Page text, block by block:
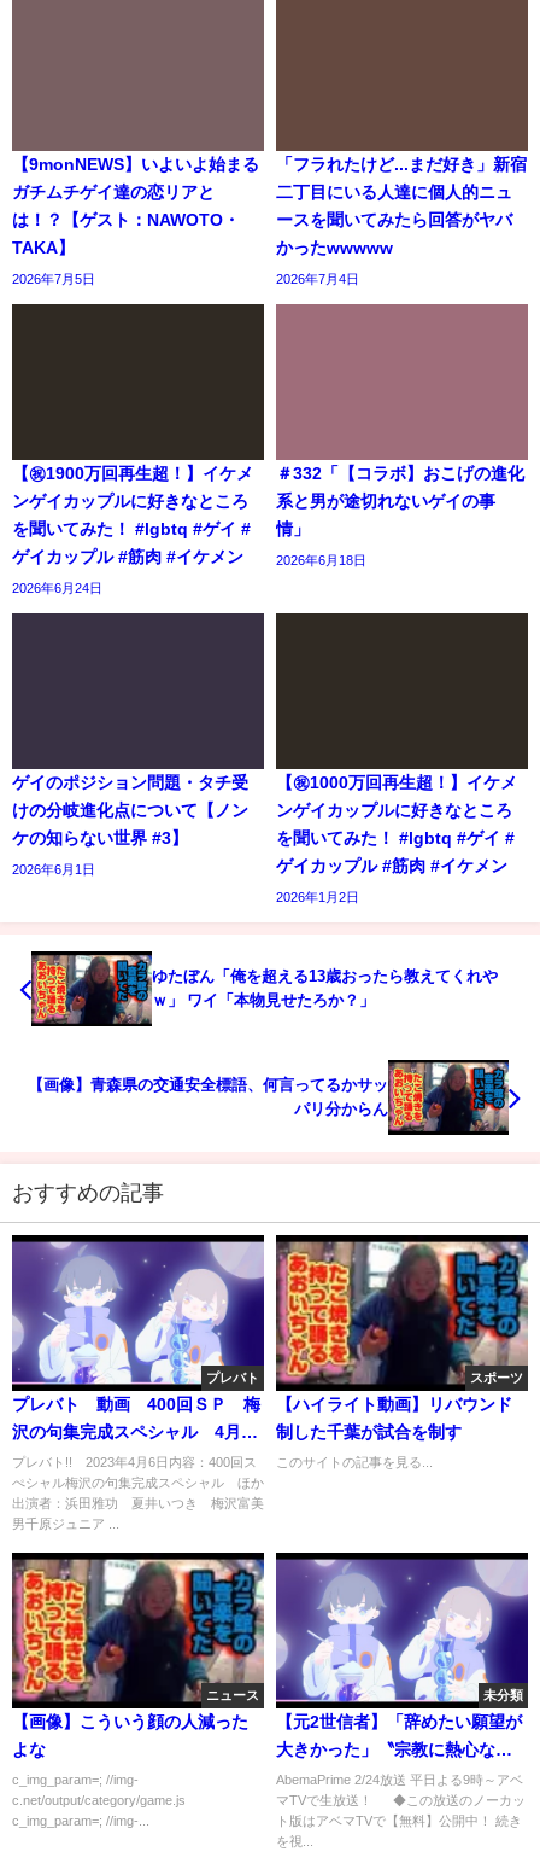
【9monNEWS】いよいよ始まる
ガチムチゲイ達の恋リアと
は！？【ゲスト：NAWOTO・
TAKA】
2026年7月5日
「フラれたけど...まだ好き」新宿
二丁目にいる人達に個人的ニュ
ースを聞いてみたら回答がヤバ
かったwwwww
2026年7月4日
【㊗️1900万回再生超！】イケメ
ンゲイカップルに好きなところ
を聞いてみた！ #lgbtq #ゲイ #
ゲイカップル #筋肉 #イケメン
2026年6月24日
＃332「【コラボ】おこげの進化
系と男が途切れないゲイの事
情」
2026年6月18日
ゲイのポジション問題・タチ受
けの分岐進化点について【ノン
ケの知らない世界 #3】
2026年6月1日
【㊗️1000万回再生超！】イケメ
ンゲイカップルに好きなところ
を聞いてみた！ #lgbtq #ゲイ #
ゲイカップル #筋肉 #イケメン
2026年1月2日
ゆたぼん「俺を超える13歳おったら教えてくれや
ｗ」 ワイ「本物見せたろか？」
【画像】青森県の交通安全標語、何言ってるかサッ
パリ分からん
おすすめの記事
プレバト
プレバト 動画 400回ＳＰ 梅
沢の句集完成スペシャル 4月6
日
プレバト!! 2023年4月6日内容：400回ス
ぺシャル梅沢の句集完成スペシャル ほか
出演者：浜田雅功 夏井いつき 梅沢富美
男千原ジュニア ...
スポーツ
【ハイライト動画】リバウンド
制した千葉が試合を制す
このサイトの記事を見る...
ニュース
【画像】こういう顔の人減った
よな
c_img_param=; //img-
c.net/output/category/game.js
c_img_param=; //img-...
未分類
【元2世信者】「辞めたい願望が
大きかった」〝宗教に熱心な
親〟子どもの人生どうなる？｜#
アベプラ《アベマTVで放送中》
AbemaPrime 2/24放送 平日よる9時～アベ
マTVで生放送！ ◆この放送のノーカッ
ト版はアベマTVで【無料】公開中！ 続き
を視...